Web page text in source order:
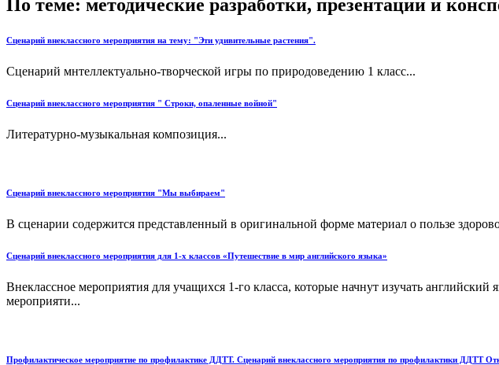
По теме: методические разработки, презентации и
Сценарий внеклассного мероприятия на тему: "Эти удивительные растения".
Сценарий мнтеллектуально-творческой игры по природоведению 1 класс...
Сценарий внеклассного мероприятия " Строки, опаленные войной"
Литературно-музыкальная композиция...
Сценарий внеклассного мероприятия "Мы выбираем"
В сценарии содержится представленный в оригинальной форме материал о пользе
Сценарий внеклассного мероприятия для 1-х классов «Путешествие в мир английского языка»
Внеклассное мероприятия для учащихся 1-го класса, которые начнут изучать
мероприяти...
Профилактическое мероприятие по профилактике ДДТТ. Сценарий внеклассного мероприятия по профилактики ДДТТ